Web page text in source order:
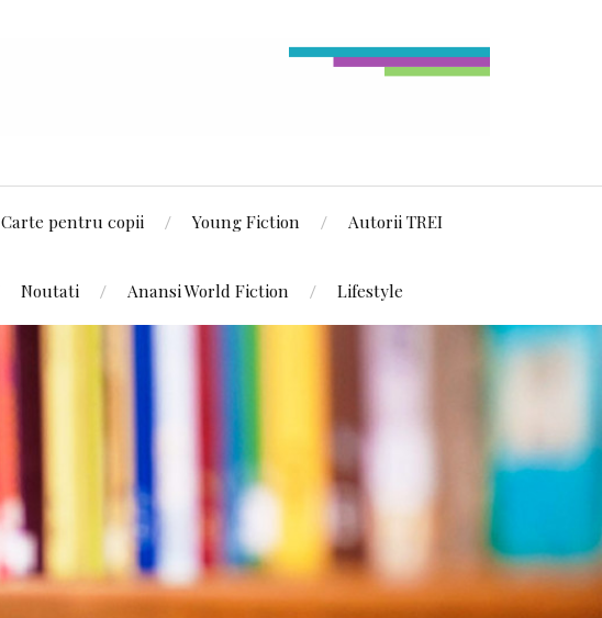
Carte pentru copii Young Fiction Autorii TREI
Noutati Anansi World Fiction Lifestyle